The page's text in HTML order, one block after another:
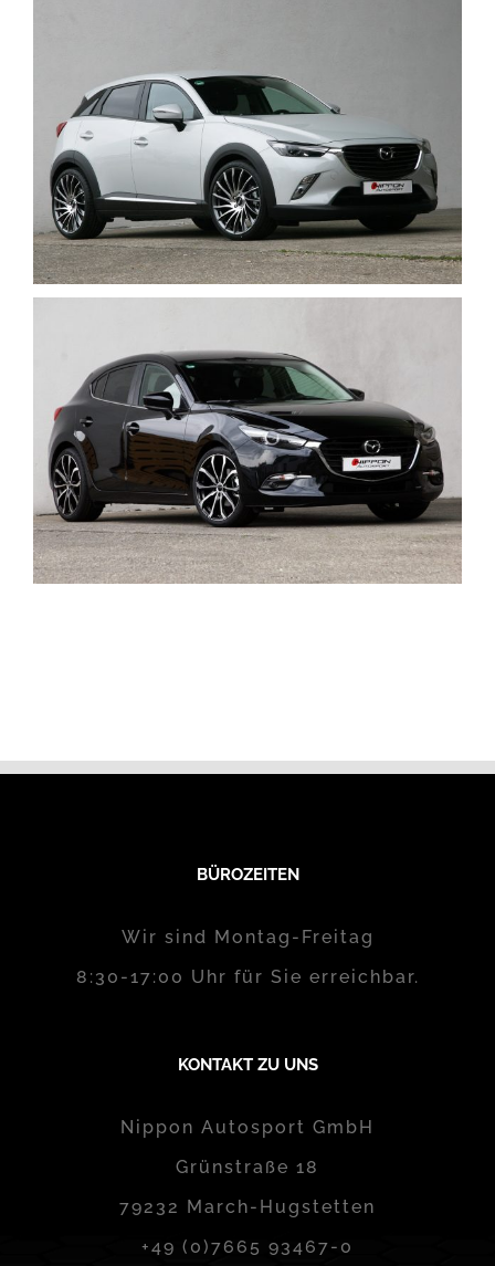
BÜROZEITEN
Wir sind Montag-Freitag
8:30-17:00 Uhr für Sie erreichbar.
KONTAKT ZU UNS
Nippon Autosport GmbH
Grünstraße 18
79232 March-Hugstetten
+49 (0)7665 93467-0